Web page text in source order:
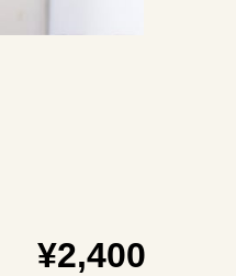
¥2,400